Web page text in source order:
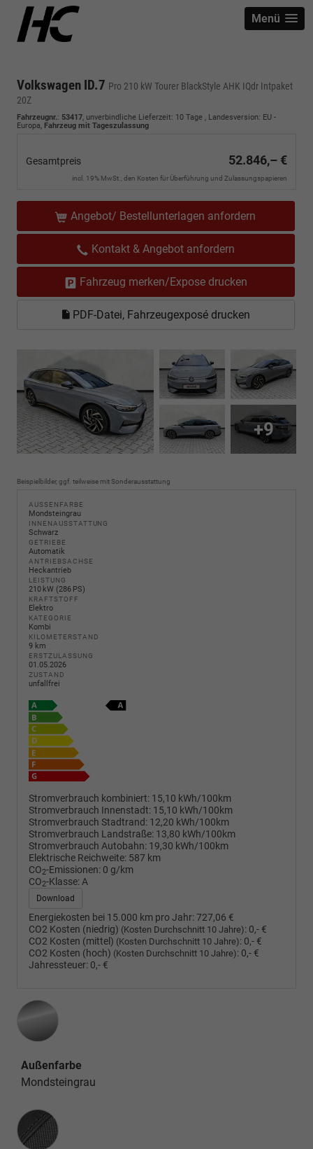
Menü
Volkswagen ID.7 Pro 210 kW Tourer BlackStyle AHK IQdr Intpaket
20Z
Fahrzeugnr.: 53417, unverbindliche Lieferzeit: 10 Tage , Landesversion: EU -
Europa, Fahrzeug mit Tageszulassung
Gesamtpreis 52.846,– €
incl. 19% MwSt., den Kosten für Überführung und Zulassungspapieren
Angebot/ Bestellunterlagen anfordern
Kontakt & Angebot anfordern
Fahrzeug merken/Expose drucken
PDF-Datei, Fahrzeugexposé drucken
+9
Beispielbilder, ggf. teilweise mit Sonderausstattung
AUSSENFARBE
Mondsteingrau
INNENAUSSTATTUNG
Schwarz
GETRIEBE
Automatik
ANTRIEBSACHSE
Heckantrieb
LEISTUNG
210 kW (286 PS)
KRAFTSTOFF
Elektro
KATEGORIE
Kombi
KILOMETERSTAND
9 km
ERSTZULASSUNG
01.05.2026
ZUSTAND
unfallfrei
Stromverbrauch kombiniert: 15,10 kWh/100km
Stromverbrauch Innenstadt: 15,10 kWh/100km
Stromverbrauch Stadtrand: 12,20 kWh/100km
Stromverbrauch Landstraße: 13,80 kWh/100km
Stromverbrauch Autobahn: 19,30 kWh/100km
Elektrische Reichweite: 587 km
CO2-Emissionen: 0 g/km
CO2-Klasse:A
Download
Energiekosten bei 15.000 km pro Jahr:727,06 €
CO2 Kosten (niedrig) (Kosten Durchschnitt 10 Jahre): 0,- €
CO2 Kosten (mittel) (Kosten Durchschnitt 10 Jahre): 0,- €
CO2 Kosten (hoch) (Kosten Durchschnitt 10 Jahre): 0,- €
Jahressteuer: 0,- €
Außenfarbe
Mondsteingrau
Innenausstattung